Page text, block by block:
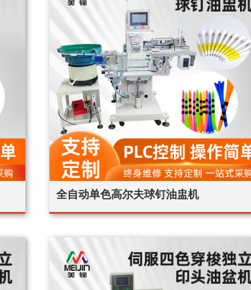
全自动单色高尔夫球钉油盅机